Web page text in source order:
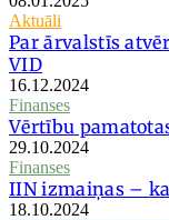
Aktuāli
Par ārvalstīs
VID
16.12.2024
Finanses
Vērtību
29.10.2024
Finanses
IIN izmaiņas –
18.10.2024